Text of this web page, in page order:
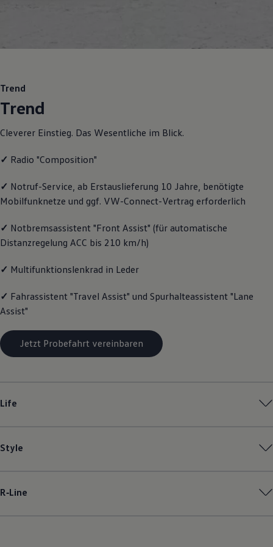
Wallbox und Ladekabel
Digitale Extras
Volkswagen Apps, Login und Shop
Updates für Software, Karten und Radio
Über Ihr Auto
Vorgängermodelle
Volkswagen Kundenbetreuung
Warn- und Kontrollleuchten
Assistenzsysteme
Live Beratung
Lifestyle
Elektromobilität
Volkswagen R
Pannen- und Unfallhilfe
Volkswagen Kundenbetreuung
Trend
Trend
Cleverer Einstieg. Das Wesentliche im Blick.
✓ Radio "Composition"
✓ Notruf-Service , ab Erstauslieferung 10 Jahre, benötigte
Mobilfunknetze und ggf. VW-Connect-Vertrag erforderlich
✓ Notbremsassistent "Front Assist" (für automatische
Distanzregelung ACC bis 210 km/h)
✓ Multifunktionslenkrad in Leder
✓ Fahrassistent "Travel Assist" und Spurhalteassistent "Lane
Assist"
Jetzt Probefahrt vereinbaren
Life
Style
R‑Line